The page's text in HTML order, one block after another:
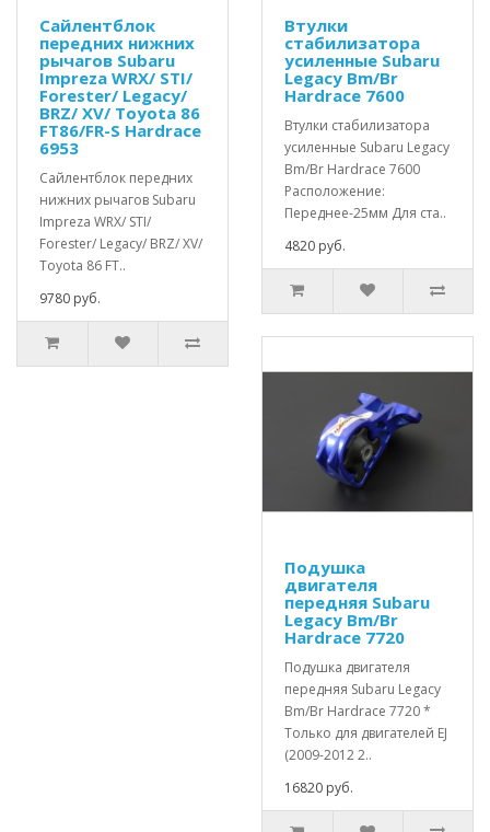
Сайлентблок
передних нижних
рычагов Subaru
Impreza WRX/ STI/
Forester/ Legacy/
BRZ/ XV/ Toyota 86
FT86/FR-S Hardrace
6953
Сайлентблок передних
нижних рычагов Subaru
Impreza WRX/ STI/
Forester/ Legacy/ BRZ/ XV/
Toyota 86 FT..
9780 руб.
Втулки
стабилизатора
усиленные Subaru
Legacy Bm/Br
Hardrace 7600
Втулки стабилизатора
усиленные Subaru Legacy
Bm/Br Hardrace 7600
Расположение:
Переднее-25мм Для ста..
4820 руб.
Подушка
двигателя
передняя Subaru
Legacy Bm/Br
Hardrace 7720
Подушка двигателя
передняя Subaru Legacy
Bm/Br Hardrace 7720 *
Только для двигателей EJ
(2009-2012 2..
16820 руб.